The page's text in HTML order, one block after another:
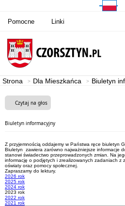
Pomocne Linki
Strona Dla Mieszkańca Biuletyn
Czytaj na głos
Biuletyn informacyjny
Z przyjemnością oddajemy w Państwa ręce biuletyn
Biuletyn zawiera zarówno najważniejsze informacje
stanowi świadectwo przeprowadzonych zmian. Na
informację o podjętych i zrealizowanych zadaniach z
oświaty oraz pomocy społecznej.
Zapraszamy do lektury.
2026 rok
2025 rok
2024 rok
2023 rok
2022 rok
2021 rok